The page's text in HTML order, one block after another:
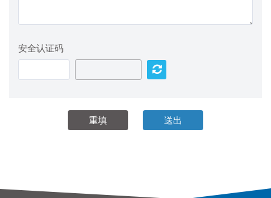
安全认证码